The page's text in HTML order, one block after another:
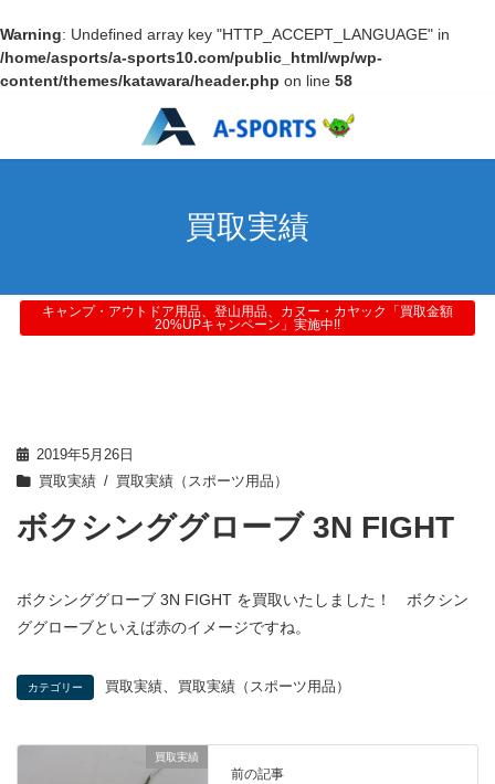
Warning: Undefined array key "HTTP_ACCEPT_LANGUAGE" in
/home/asports/a-sports10.com/public_html/wp/wp-
content/themes/katawara/header.php on line 58
買取実績
キャンプ・アウトドア用品、登山用品、カヌー・カヤック「買取金額
20%UPキャンペーン」実施中!!
2019年5月26日
買取実績
買取実績（スポーツ用品）
ボクシンググローブ 3N FIGHT
ボクシンググローブ 3N FIGHT を買取いたしました！ ボクシン
ググローブといえば赤のイメージですね。
カテゴリー 買取実績、 買取実績（スポーツ用品）
買取実績
前の記事